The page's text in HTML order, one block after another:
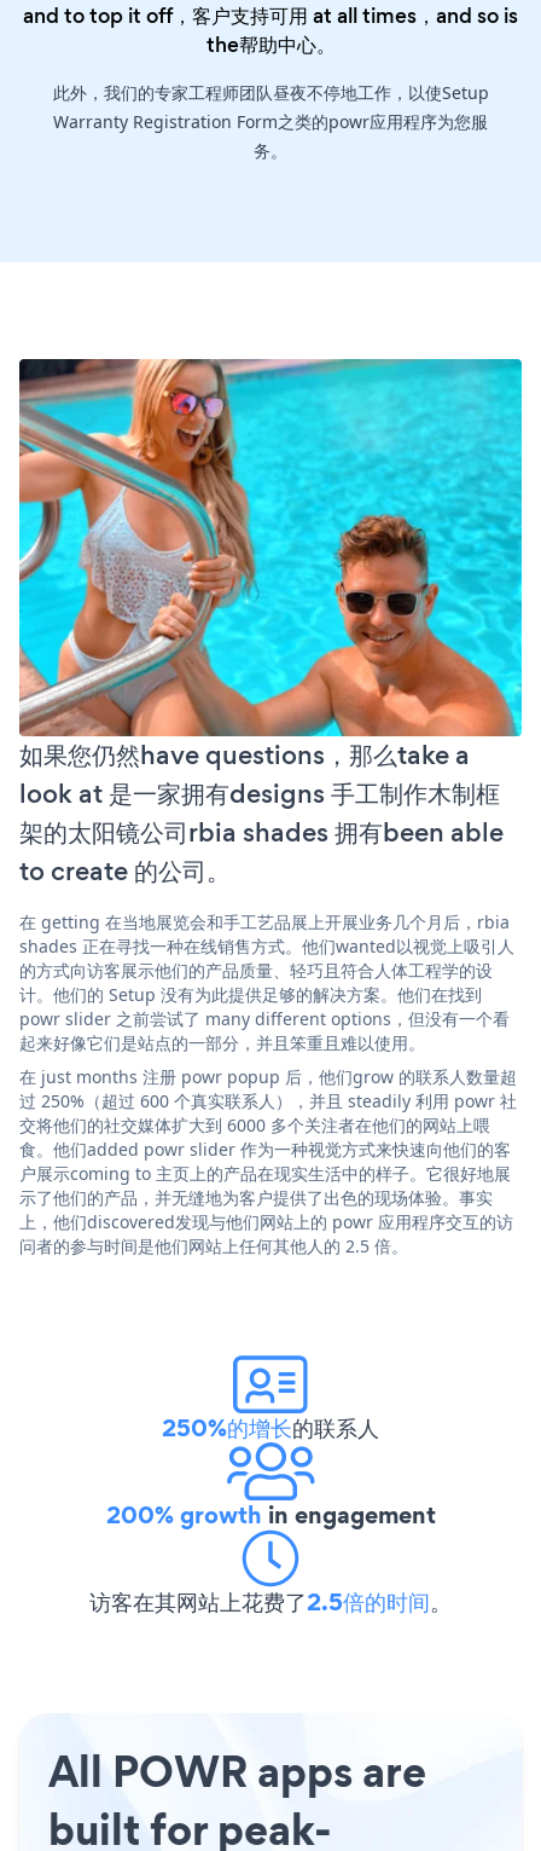
and to top it off，客户支持可用 at all times，and so is
the帮助中心。
此外，我们的专家工程师团队昼夜不停地工作，以使Setup
Warranty Registration Form之类的powr应用程序为您服
务。
如果您仍然have questions，那么take a
look at 是一家拥有designs 手工制作木制框
架的太阳镜公司rbia shades 拥有been able
to create 的公司。
在 getting 在当地展览会和手工艺品展上开展业务几个月后，rbia
shades 正在寻找一种在线销售方式。他们wanted以视觉上吸引人
的方式向访客展示他们的产品质量、轻巧且符合人体工程学的设
计。他们的 Setup 没有为此提供足够的解决方案。他们在找到
powr slider 之前尝试了 many different options，但没有一个看
起来好像它们是站点的一部分，并且笨重且难以使用。
在 just months 注册 powr popup 后，他们grow 的联系人数量超
过 250%（超过 600 个真实联系人），并且 steadily 利用 powr 社
交将他们的社交媒体扩大到 6000 多个关注者在他们的网站上喂
食。他们added powr slider 作为一种视觉方式来快速向他们的客
户展示coming to 主页上的产品在现实生活中的样子。它很好地展
示了他们的产品，并无缝地为客户提供了出色的现场体验。事实
上，他们discovered发现与他们网站上的 powr 应用程序交互的访
问者的参与时间是他们网站上任何其他人的 2.5 倍。
250%的增长的联系人
200% growth in engagement
访客在其网站上花费了2.5倍的时间。
All POWR apps are
built for peak-